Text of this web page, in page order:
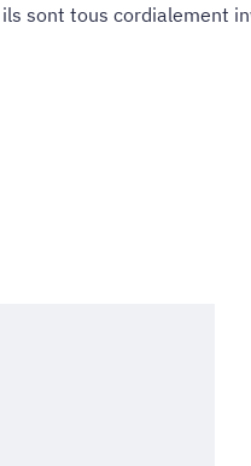
sont tous cordialement